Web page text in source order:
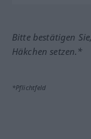
Bitte bestätigen
Häkchen setzen.*
*Pflichtfeld